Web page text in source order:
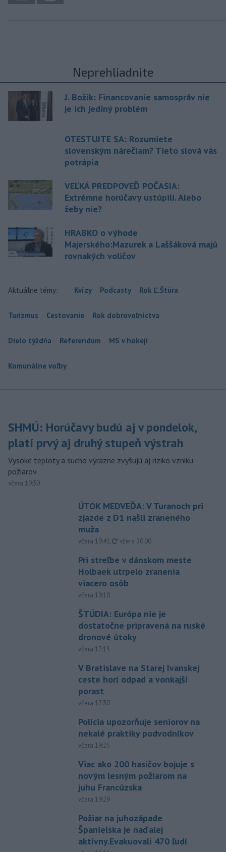
Neprehliadnite
J. Božik: Financovanie samospráv nie
je ich jediný problém
OTESTUJTE SA: Rozumiete
slovenským nárečiam? Tieto slová vás
potrápia
VEĽKÁ PREDPOVEĎ POČASIA:
Extrémne horúčavy ustúpili. Alebo
žeby nie?
HRABKO o výhode
Majerského:Mazurek a Laššáková majú
rovnakých voličov
Aktuálne témy: Kvízy Podcasty Rok Ľ.Štúra
Turizmus Cestovanie Rok dobrovoľníctva
Dielo týždňa Referendum MS v hokeji
Komunálne voľby
SHMÚ: Horúčavy budú aj v pondelok,
platí prvý aj druhý stupeň výstrah
Vysoké teploty a sucho výrazne zvyšujú aj riziko vzniku
požiarov.
včera 19:30
ÚTOK MEDVEĎA: V Turanoch pri
zjazde z D1 našli zraneného
muža
včera 19:41, aktualizované
včera 20:00
Pri streľbe v dánskom meste
Holbaek utrpelo zranenia
viacero osôb
včera 19:10
ŠTÚDIA: Európa nie je
dostatočne pripravená na ruské
dronové útoky
včera 17:15
V Bratislave na Starej Ivanskej
ceste horí odpad a vonkajší
porast
včera 17:30
Polícia upozorňuje seniorov na
nekalé praktiky podvodníkov
včera 19:25
Viac ako 200 hasičov bojuje s
novým lesným požiarom na
juhu Francúzska
včera 19:29
Požiar na juhozápade
Španielska je naďalej
aktívny.Evakuovali 470 ľudí